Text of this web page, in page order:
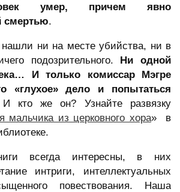
умер, причем явно
смертью.
ни на месте убийства, ни в
подозрительного. Ни одной
И только комиссар Мэгре
«глухое» дело и попытаться
кто же он? Узнайте развязку
мальчика из церковного хора» в
всегда интересны, в них
интриги, интеллектуальных
повествования. Наша